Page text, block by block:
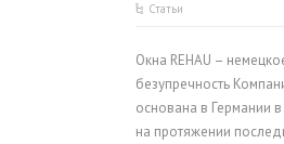
Статьи
Окна REHAU –
безупречность
основана в Германии
на протяжении